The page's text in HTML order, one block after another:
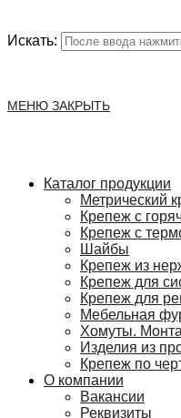
Искать:
МЕНЮ ЗАКРЫТЬ
Каталог продукции
Метрический
Крепеж с
Крепеж с
Шайбы
Крепеж из
Крепеж для
Крепеж для
Мебельная
Хомуты.
Изделия из
Крепеж по
О компании
Вакансии
Реквизиты